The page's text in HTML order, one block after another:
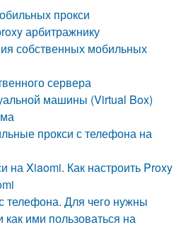
прокси
арбитражнику
собственных мобильных
сервера
машины (Virtual Box)
прокси с телефона на
на Xiaomi. Как настроить Proxy
телефона. Для чего нужны
ими пользоваться на